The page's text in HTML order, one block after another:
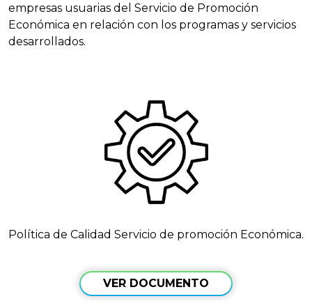
empresas usuarias del Servicio de Promoción
Económica en relación con los programas y servicios
desarrollados.
Política de Calidad Servicio de promoción Económica.
VER DOCUMENTO